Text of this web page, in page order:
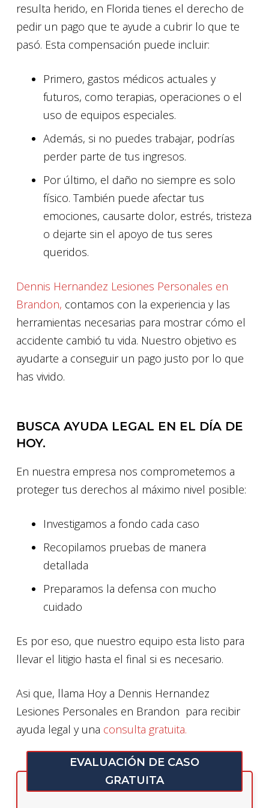
resulta herido, en Florida tienes el derecho de
pedir un pago que te ayude a cubrir lo que te
pasó. Esta compensación puede incluir:
Primero, gastos médicos actuales y
futuros, como terapias, operaciones o el
uso de equipos especiales.
Además, si no puedes trabajar, podrías
perder parte de tus ingresos.
Por último, el daño no siempre es solo
físico. También puede afectar tus
emociones, causarte dolor, estrés, tristeza
o dejarte sin el apoyo de tus seres
queridos.
Dennis Hernandez Lesiones Personales en
Brandon, contamos con la experiencia y las
herramientas necesarias para mostrar cómo el
accidente cambió tu vida. Nuestro objetivo es
ayudarte a conseguir un pago justo por lo que
has vivido.
BUSCA AYUDA LEGAL EN EL DÍA DE
HOY.
En nuestra empresa nos comprometemos a
proteger tus derechos al máximo nivel posible:
Investigamos a fondo cada caso
Recopilamos pruebas de manera
detallada
Preparamos la defensa con mucho
cuidado
Es por eso, que nuestro equipo esta listo para
llevar el litigio hasta el final si es necesario.
Asi que, llama Hoy a Dennis Hernandez
Lesiones Personales en Brandon para recibir
ayuda legal y una consulta gratuita.
EVALUACIÓN DE CASO
GRATUITA